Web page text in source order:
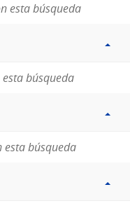
esta búsqueda
búsqueda
esta búsqueda